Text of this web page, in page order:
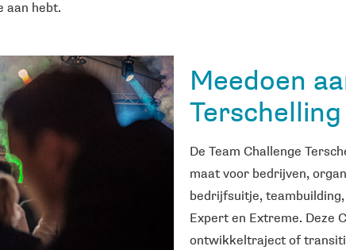
aan hebt.
Meedoen
De Team Challenge
maat voor bedrijven,
bedrijfsuitje,
Expert en Extreme. Deze
ontwikkeltraject of